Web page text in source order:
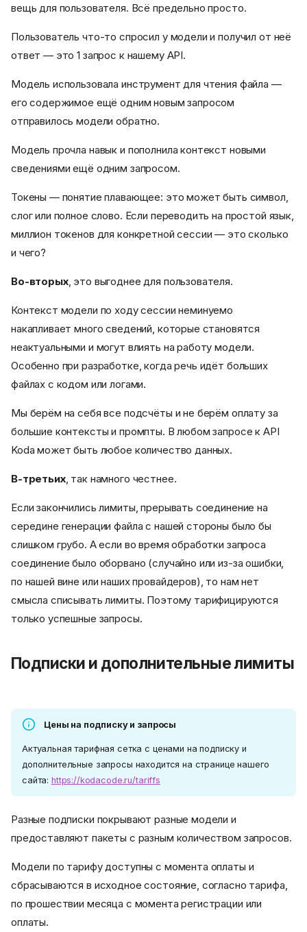
вещь для пользователя. Всё предельно просто.
Пользователь что-то спросил у модели и получил от неё
ответ — это 1 запрос к нашему API.
Модель использовала инструмент для чтения файла —
его содержимое ещё одним новым запросом
отправилось модели обратно.
Модель прочла навык и пополнила контекст новыми
сведениями ещё одним запросом.
Токены — понятие плавающее: это может быть символ,
слог или полное слово. Если переводить на простой язык,
миллион токенов для конкретной сессии — это сколько
и чего?
Во-вторых, это выгоднее для пользователя.
Контекст модели по ходу сессии неминуемо
накапливает много сведений, которые становятся
неактуальными и могут влиять на работу модели.
Особенно при разработке, когда речь идёт больших
файлах с кодом или логами.
Мы берём на себя все подсчёты и не берём оплату за
большие контексты и промпты. В любом запросе к API
Koda может быть любое количество данных.
В-третьих, так намного честнее.
Если закончились лимиты, прерывать соединение на
середине генерации файла с нашей стороны было бы
слишком грубо. А если во время обработки запроса
соединение было оборвано (случайно или из-за ошибки,
по нашей вине или наших провайдеров), то нам нет
смысла списывать лимиты. Поэтому тарифицируются
только успешные запросы.
Подписки и дополнительные лимиты
Цены на подписку и запросы
Актуальная тарифная сетка с ценами на подписку и
дополнительные запросы находится на странице нашего
сайта: https://kodacode.ru/tariffs
Разные подписки покрывают разные модели и
предоставляют пакеты с разным количеством запросов.
Модели по тарифу доступны с момента оплаты и
сбрасываются в исходное состояние, согласно тарифа,
по прошествии месяца с момента регистрации или
оплаты.